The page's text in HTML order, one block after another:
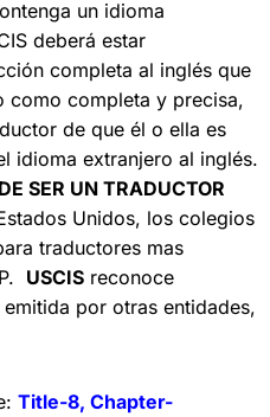
un idioma
deberá estar
completa al inglés que
como completa y precisa,
de que él o ella es
idioma extranjero al inglés.
SER UN TRADUCTOR
Unidos, los colegios
traductores mas
USCIS reconoce
por otras entidades,
Title-8, Chapter-